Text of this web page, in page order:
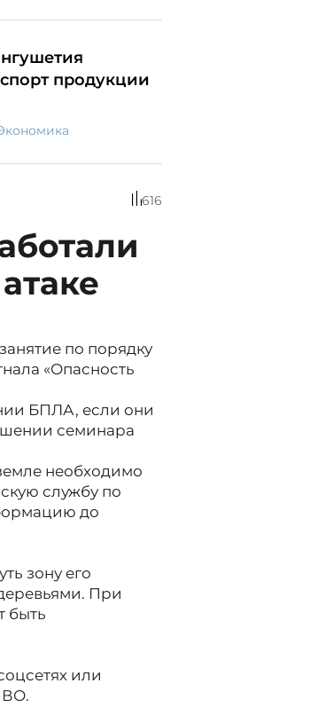
продукции
616
по порядку
«Опасность
БПЛА, если они
семинара
необходимо
службу по
до
зону его
При
быть
или